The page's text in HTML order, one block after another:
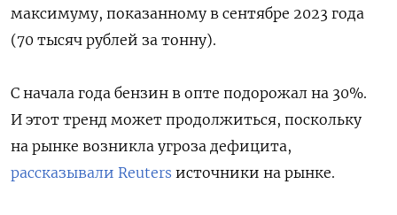
максимуму, показанному в сентябре 2023 года
(70 тысяч рублей за тонну).
С начала года бензин в опте подорожал на 30%.
И этот тренд может продолжиться, поскольку
на рынке возникла угроза дефицита,
рассказывали Reuters источники на рынке.